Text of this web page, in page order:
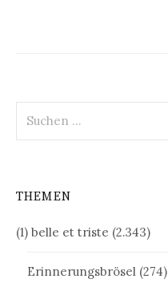
nach:
THEMEN
(1) belle et triste (2.343)
Erinnerungsbrösel (274)